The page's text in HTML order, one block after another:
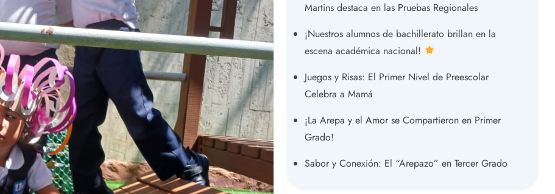
Martins destaca en las Pruebas Regionales
¡Nuestros alumnos de bachillerato brillan en la
escena académica nacional!
Juegos y Risas: El Primer Nivel de Preescolar
Celebra a Mamá
¡La Arepa y el Amor se Compartieron en Primer
Grado!
Sabor y Conexión: El “Arepazo” en Tercer Grado